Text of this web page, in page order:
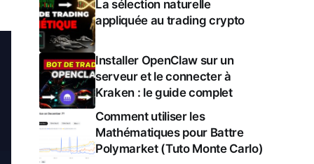
La sélection naturelle
appliquée au trading crypto
Installer OpenClaw sur un
serveur et le connecter à
Kraken : le guide complet
Comment utiliser les
Mathématiques pour Battre
Polymarket (Tuto Monte Carlo)